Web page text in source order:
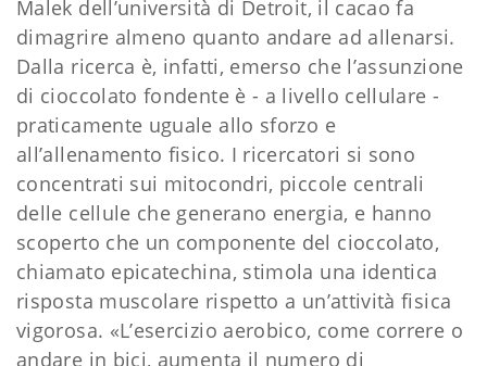
Malek dell’università di Detroit, il cacao fa
dimagrire almeno quanto andare ad allenarsi.
Dalla ricerca è, infatti, emerso che l’assunzione
di cioccolato fondente è - a livello cellulare -
praticamente uguale allo sforzo e
all’allenamento fisico. I ricercatori si sono
concentrati sui mitocondri, piccole centrali
delle cellule che generano energia, e hanno
scoperto che un componente del cioccolato,
chiamato epicatechina, stimola una identica
risposta muscolare rispetto a un’attività fisica
vigorosa. «L’esercizio aerobico, come correre o
andare in bici, aumenta il numero di